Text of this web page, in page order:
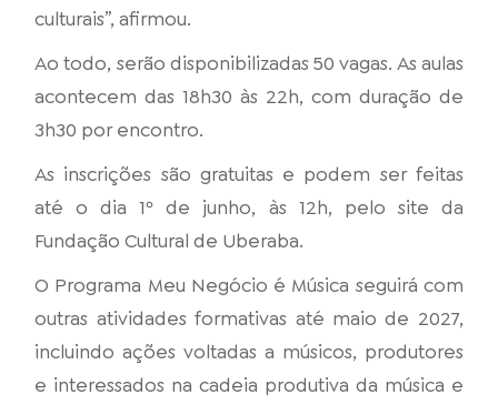
culturais”, afirmou.
Ao todo, serão disponibilizadas 50 vagas. As aulas
acontecem das 18h30 às 22h, com duração de
3h30 por encontro.
As inscrições são gratuitas e podem ser feitas
até o dia 1º de junho, às 12h, pelo site da
Fundação Cultural de Uberaba.
O Programa Meu Negócio é Música seguirá com
outras atividades formativas até maio de 2027,
incluindo ações voltadas a músicos, produtores
e interessados na cadeia produtiva da música e